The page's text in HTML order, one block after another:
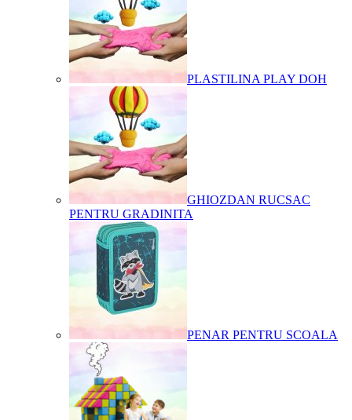
PLASTILINA PLAY DOH
GHIOZDAN RUCSAC
PENTRU GRADINITA
PENAR PENTRU SCOALA